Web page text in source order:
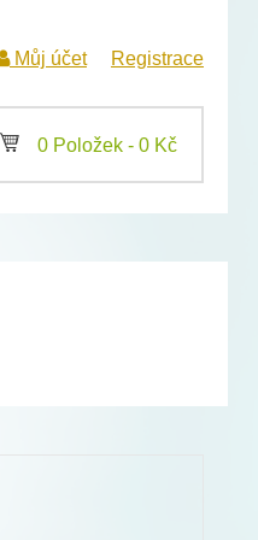
Můj účet Registrace
a 0 Položek - 0 Kč